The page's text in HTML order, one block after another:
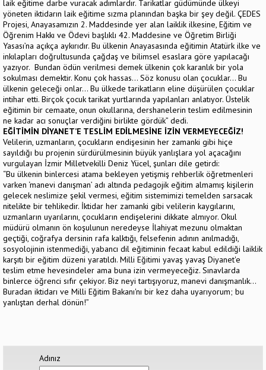
laik eğitime darbe vuracak adımlardır. Tarikatlar güdümünde ülkeyi
yöneten iktidarın laik eğitime sızma planından başka bir şey değil. ÇEDES
Projesi, Anayasamızın 2. Maddesinde yer alan laiklik ilkesine, Eğitim ve
Öğrenim Hakkı ve Ödevi başlıklı 42. Maddesine ve Öğretim Birliği
Yasası’na açıkça aykırıdır. Bu ülkenin Anayasasında eğitimin Atatürk ilke ve
inkılapları doğrultusunda çağdaş ve bilimsel esaslara göre yapılacağı
yazıyor. Bundan ödün verilmesi demek ülkenin çok karanlık bir yola
sokulması demektir. Konu çok hassas... Söz konusu olan çocuklar... Bu
ülkenin geleceği onlar... Bu ülkede tarikatların eline düşürülen çocuklar
intihar etti. Birçok çocuk tarikat yurtlarında yapılanları anlatıyor. Üstelik
eğitimin bir cemaate, onun okullarına, dershanelerin teslim edilmesinin
ne kadar acı sonuçlar verdiğini birlikte gördük” dedi.
EĞİTİMİN DİYANET’E TESLİM EDİLMESİNE İZİN VERMEYECEĞİZ!
Velilerin, uzmanların, çocukların endişesinin her zamanki gibi hiçe
sayıldığı bu projenin sürdürülmesinin büyük yanlışlara yol açacağını
vurgulayan İzmir Milletvekilli Deniz Yücel, şunları dile getirdi:
“Bu ülkenin binlercesi atama bekleyen yetişmiş rehberlik öğretmenleri
varken ‘manevi danışman’ adı altında pedagojik eğitim almamış kişilerin
gelecek neslimize şekil vermesi, eğitim sistemimizi temelden sarsacak
nitelikte bir tehlikedir. İktidar her zamanki gibi velilerin kaygılarını,
uzmanların uyarılarını, çocukların endişelerini dikkate almıyor. Okul
müdürü olmanın ön koşulunun neredeyse İlahiyat mezunu olmaktan
geçtiği, coğrafya dersinin rafa kalktığı, felsefenin adının anılmadığı,
sosyolojinin istenmediği, yabancı dil eğitiminin fecaat kabul edildiği laiklik
karşıtı bir eğitim düzeni yaratıldı. Milli Eğitimi yavaş yavaş Diyanet'e
teslim etme hevesindeler ama buna izin vermeyeceğiz. Sınavlarda
binlerce öğrenci sıfır çekiyor. Biz neyi tartışıyoruz, manevi danışmanlık...
Buradan iktidarı ve Milli Eğitim Bakanı'nı bir kez daha uyarıyorum; bu
yanlıştan derhal dönün!”
Adınız